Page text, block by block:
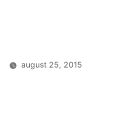
august 25, 2015